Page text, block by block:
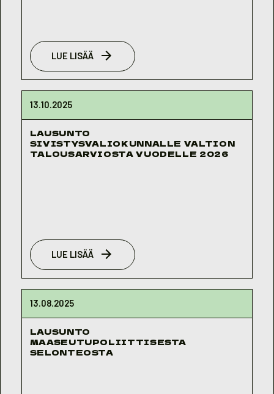
LUE LISÄÄ
13.10.2025
LAUSUNTO
SIVISTYSVALIOKUNNALLE VALTION
TALOUSARVIOSTA VUODELLE 2026
LUE LISÄÄ
13.08.2025
LAUSUNTO
MAASEUTUPOLIITTISESTA
SELONTEOSTA